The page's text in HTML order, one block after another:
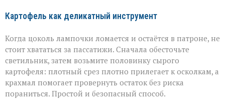
Картофель как деликатный инструмент
Когда цоколь лампочки ломается и остаётся в патроне, не
стоит хвататься за пассатижи. Сначала обесточьте
светильник, затем возьмите половинку сырого
картофеля: плотный срез плотно прилегает к осколкам, а
крахмал помогает провернуть остаток без риска
пораниться. Простой и безопасный способ.